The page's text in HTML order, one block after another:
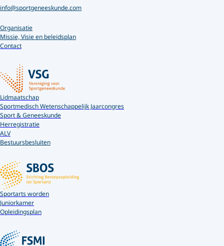
Organisatie
Missie, Visie en beleidsplan
Contact
Lidmaatschap
Sportmedisch Wetenschappelijk Jaarcongres
Sport & Geneeskunde
Herregistratie
ALV
Bestuursbesluiten
Sportarts worden
Juniorkamer
Opleidingsplan
info@sportgeneeskunde.com